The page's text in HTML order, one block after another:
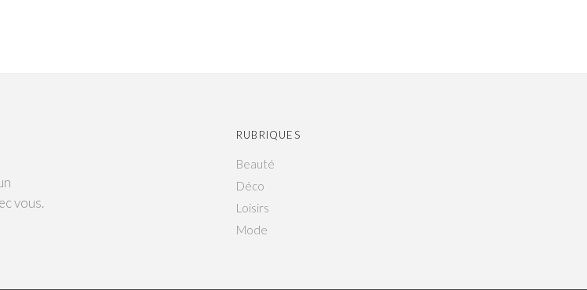
vous.
RUBRIQUES
Beauté
Déco
Loisirs
Mode